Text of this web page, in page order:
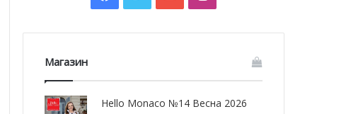
Магазин
Hello Monaco №14 Весна 2026